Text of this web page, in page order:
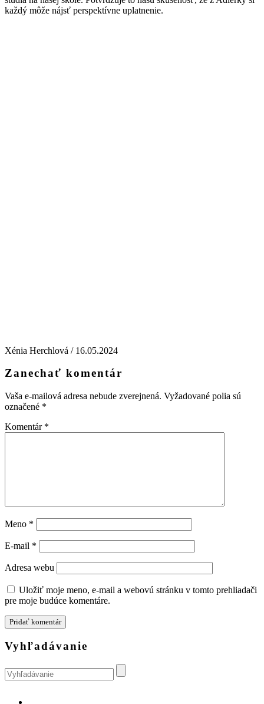
každý môže nájsť perspektívne uplatnenie.
Xénia Herchlová / 16.05.2024
Zanechať komentár
Vaša e-mailová adresa nebude zverejnená. Vyžadované polia sú
označené *
Komentár *
Meno *
E-mail *
Adresa webu
Uložiť moje meno, e-mail a webovú stránku v tomto prehliadači
pre moje budúce komentáre.
Vyhľadávanie